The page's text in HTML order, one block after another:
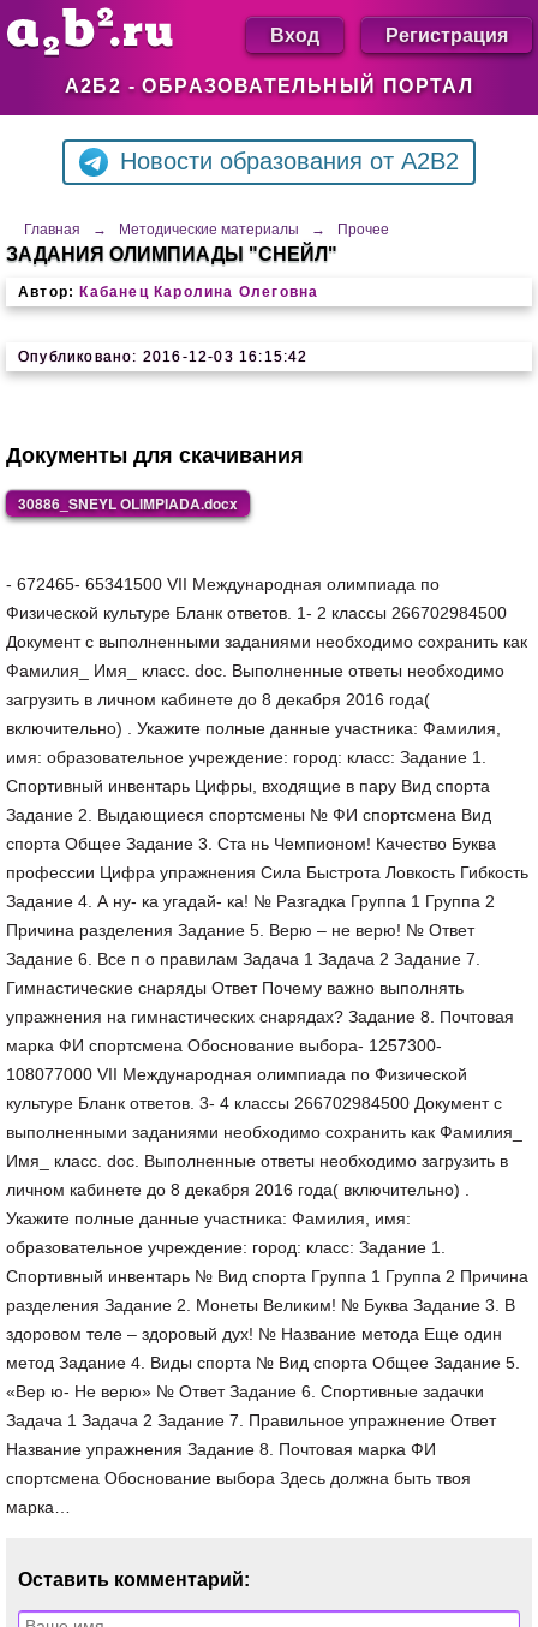
А2Б2 - ОБРАЗОВАТЕЛЬНЫЙ ПОРТАЛ
Вход Регистрация
Новости образования от A2B2
Главная → Методические материалы → Прочее
ЗАДАНИЯ ОЛИМПИАДЫ "СНЕЙЛ"
Автор: Кабанец Каролина Олеговна
Опубликовано: 2016-12-03 16:15:42
Документы для скачивания
30886_SNEYL OLIMPIADA.docx
- 672465- 65341500 VII Международная олимпиада по
Физической культуре Бланк ответов. 1- 2 классы 266702984500
Документ с выполненными заданиями необходимо сохранить как
Фамилия_ Имя_ класс. doc. Выполненные ответы необходимо
загрузить в личном кабинете до 8 декабря 2016 года(
включительно) . Укажите полные данные участника: Фамилия,
имя: образовательное учреждение: город: класс: Задание 1.
Спортивный инвентарь Цифры, входящие в пару Вид спорта
Задание 2. Выдающиеся спортсмены № ФИ спортсмена Вид
спорта Общее Задание 3. Ста нь Чемпионом! Качество Буква
профессии Цифра упражнения Сила Быстрота Ловкость Гибкость
Задание 4. А ну- ка угадай- ка! № Разгадка Группа 1 Группа 2
Причина разделения Задание 5. Верю – не верю! № Ответ
Задание 6. Все п о правилам Задача 1 Задача 2 Задание 7.
Гимнастические снаряды Ответ Почему важно выполнять
упражнения на гимнастических снарядах? Задание 8. Почтовая
марка ФИ спортсмена Обоснование выбора- 1257300-
108077000 VII Международная олимпиада по Физической
культуре Бланк ответов. 3- 4 классы 266702984500 Документ с
выполненными заданиями необходимо сохранить как Фамилия_
Имя_ класс. doc. Выполненные ответы необходимо загрузить в
личном кабинете до 8 декабря 2016 года( включительно) .
Укажите полные данные участника: Фамилия, имя:
образовательное учреждение: город: класс: Задание 1.
Спортивный инвентарь № Вид спорта Группа 1 Группа 2 Причина
разделения Задание 2. Монеты Великим! № Буква Задание 3. В
здоровом теле – здоровый дух! № Название метода Еще один
метод Задание 4. Виды спорта № Вид спорта Общее Задание 5.
«Вер ю- Не верю» № Ответ Задание 6. Спортивные задачки
Задача 1 Задача 2 Задание 7. Правильное упражнение Ответ
Название упражнения Задание 8. Почтовая марка ФИ
спортсмена Обоснование выбора Здесь должна быть твоя
марка…
Оставить комментарий: